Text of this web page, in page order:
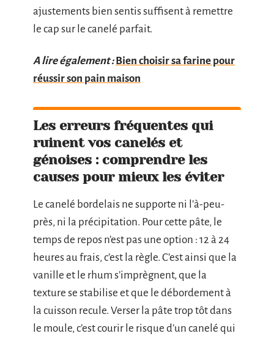
ajustements bien sentis suffisent à remettre
le cap sur le canelé parfait.
A lire également : Bien choisir sa farine pour
réussir son pain maison
Les erreurs fréquentes qui
ruinent vos canelés et
génoises : comprendre les
causes pour mieux les éviter
Le canelé bordelais ne supporte ni l’à-peu-
près, ni la précipitation. Pour cette pâte, le
temps de repos n’est pas une option : 12 à 24
heures au frais, c’est la règle. C’est ainsi que la
vanille et le rhum s’imprègnent, que la
texture se stabilise et que le débordement à
la cuisson recule. Verser la pâte trop tôt dans
le moule, c’est courir le risque d’un canelé qui